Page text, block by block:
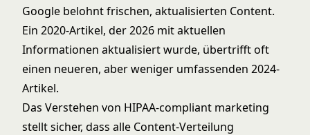
Google belohnt frischen, aktualisierten Content.
Ein 2020-Artikel, der 2026 mit aktuellen
Informationen aktualisiert wurde, übertrifft oft
einen neueren, aber weniger umfassenden 2024-
Artikel.
Das Verstehen von HIPAA-compliant marketing
stellt sicher, dass alle Content-Verteilung